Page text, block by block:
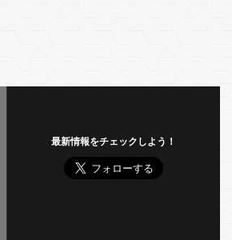
最新情報をチェックしよう！